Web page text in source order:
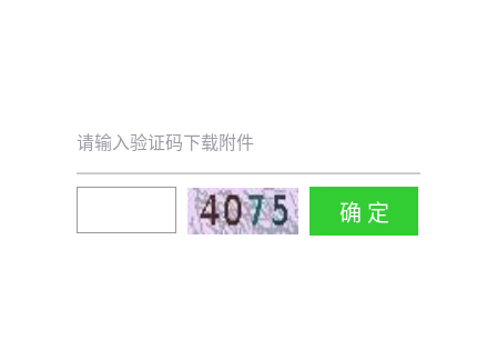
请输入验证码下载附件